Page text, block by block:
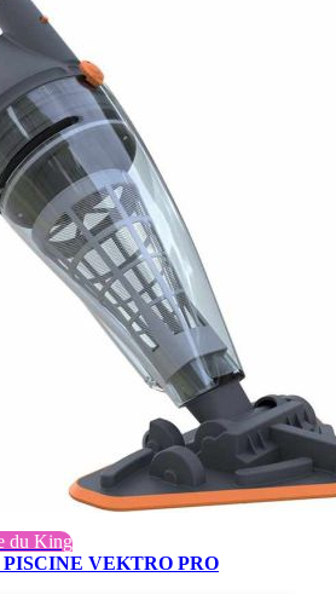
du King
VEKTRO PRO